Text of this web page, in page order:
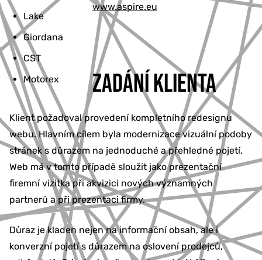
Lake
Giordana
CST
Motorex
www.aspire.eu
ZADÁNÍ KLIENTA
Klient požadoval provedení kompletního redesignu
webu. Hlavním cílem byla modernizace vizuální podoby
stránek s důrazem na jednoduché a přehledné pojetí.
Web má v tomto případě sloužit jako prezentační
firemní vizitka při akvizici nových významných
partnerů a při prezentaci firmy.
Důraz je kladen nejen na informační obsah, ale i
konverzní pojetí s důrazem na oslovení prodejců,